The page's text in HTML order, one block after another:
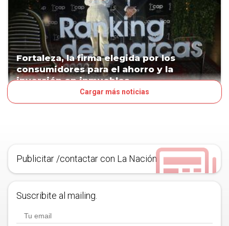
Fortaleza, la firma elegida por los
consumidores para el ahorro y la
inversión en inmuebles
Cargar más noticias
Publicitar /contactar con La Nación
Suscribite al mailing.